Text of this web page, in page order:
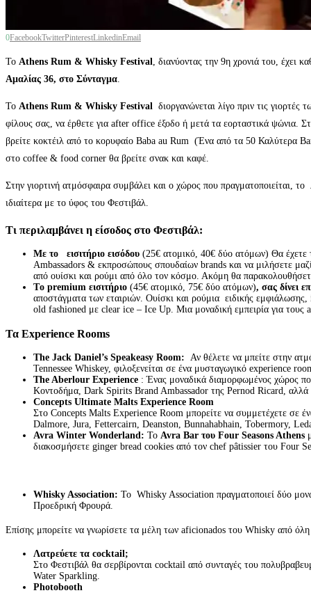
0FacebookTwitterPinterestLinkedinEmail
Το Athens Rum & Whisky Festival, διανύοντας την 9η χρονιά του, έχει
Αμαλίας 36, στο Σύνταγμα.
Το Athens Rum & Whisky Festival διοργανώνεται λίγο πριν τις
φίλους σας, να έρθετε για after office έξοδο ή μετά τα εορταστικά ψώνια.
βρείτε κοκτέιλ από το κορυφαίο Baba au Rum (Ένα από τα 50 Καλύτερα
στο coffee & food corner θα βρείτε σνακ και καφέ.
Στην γιορτινή ατμόσφαιρα συμβάλει και ο χώρος που πραγματοποιείται, το
ιδιαίτερα με το ύφος του Φεστιβάλ.
Τι περιλαμβάνει η είσοδος στο Φεστιβάλ:
Με το εισιτήριο εισόδου (25€ ατομικό, 40€ δύο ατόμων) Θα έχετε
Ambassadors & εκπροσώπους σπουδαίων brands και να μιλήσετε
από ουίσκι και ρούμι από όλο τον κόσμο. Ακόμη θα
Τo premium εισιτήριο (45€ ατομικό, 75€ δύο ατόμων), σας δίνει
αποστάγματα των εταιριών. Ουίσκι και ρούμια ειδικής
old fashioned με clear ice – Ice Up. Μια μοναδική εμπειρία για τους
Τα Experience Rooms
The Jack Daniel’s Speakeasy Room: Αν θέλετε να μπείτε στην
Tennessee Whiskey, φιλοξενείται σε ένα μυσταγωγικό experience
The Aberlour Experience : Ένας μοναδικά διαμορφωμένος χώρος
Κοντοδήμα, Dark Spirits Brand Ambassador της Pernod Ricard,
Concepts Ultimate Malts Experience Room
Στο Concepts Malts Experience Room μπορείτε να συμμετέχετε σε
Dalmore, Jura, Fettercairn, Deanston, Bunnahabhain, Tobermory,
Avra Winter Wonderland: Το Avra Bar του Four Seasons Athens
διακοσμήσετε ginger bread cookies από τον chef pâtissier του Four
Whisky Association: To Whisky Association πραγματοποιεί δύο
Προεδρική Φρουρά.
Επίσης μπορείτε να γνωρίσετε τα μέλη των aficionados του Whisky από
Λατρεύετε τα cocktail;
Στο Φεστιβάλ θα σερβίρονται cocktail από συνταγές του
Water Sparkling.
Photobooth